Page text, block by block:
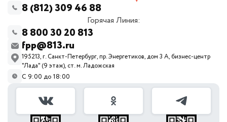
8 (812) 309 46 88
Горячая Линия:
8 800 30 20 813
fpp@813.ru
195213, г. Санкт-Петербург, пр. Энергетиков, дом 3 А, бизнес-центр
"Лада" (9 этаж), ст. м. Ладожская
С 9:00 до 18:00